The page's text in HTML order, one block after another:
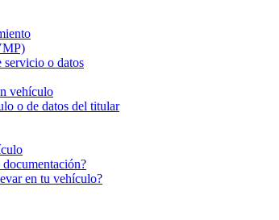
o datos
vehículo
o de datos del titular
en tu vehículo?